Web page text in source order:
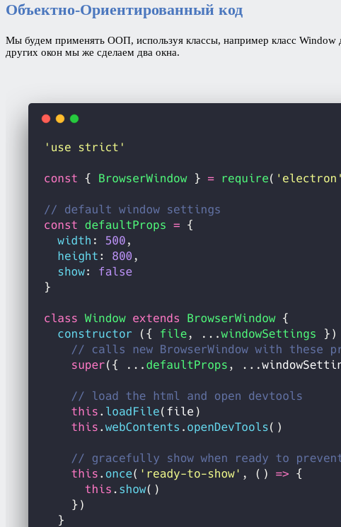
Объектно-Ориентированный код
Мы будем применять ООП, используя классы, например класс Window
других окон мы же сделаем два окна.